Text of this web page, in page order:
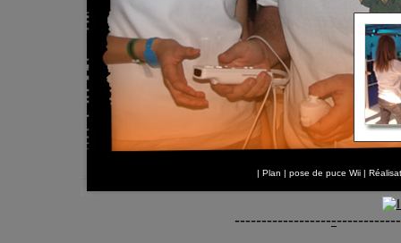
| Plan | pose de puce Wii |
-------------------